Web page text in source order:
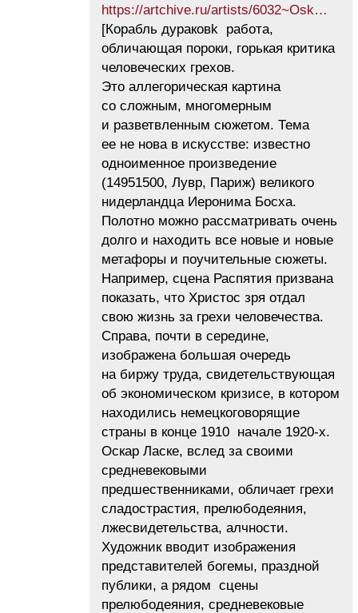
https://artchive.ru/artists/6032~Osk…
[Корабль дураковk работа,
обличающая пороки, горькая критика
человеческих грехов.
Это аллегорическая картина
со сложным, многомерным
и разветвленным сюжетом. Тема
ее не нова в искусстве: известно
одноименное произведение
(14951500, Лувр, Париж) великого
нидерландца Иеронима Босха.
Полотно можно рассматривать очень
долго и находить все новые и новые
метафоры и поучительные сюжеты.
Например, сцена Распятия призвана
показать, что Христос зря отдал
свою жизнь за грехи человечества.
Справа, почти в середине,
изображена большая очередь
на биржу труда, свидетельствующая
об экономическом кризисе, в котором
находились немецкоговорящие
страны в конце 1910 начале 1920-х.
Оскар Ласке, вслед за своими
средневековыми
предшественниками, обличает грехи
сладострастия, прелюбодеяния,
лжесвидетельства, алчности.
Художник вводит изображения
представителей богемы, праздной
публики, а рядом сцены
прелюбодеяния, средневековые